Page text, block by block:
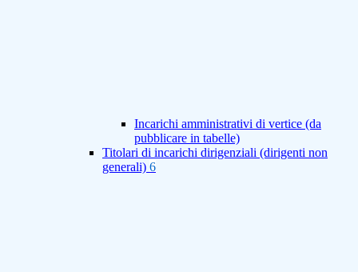
Incarichi amministrativi di vertice (da
pubblicare in tabelle)
Titolari di incarichi dirigenziali (dirigenti non
generali) 6